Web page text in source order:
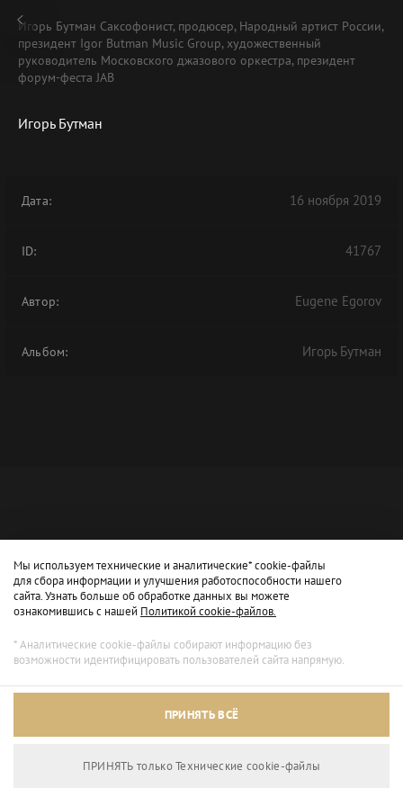
В АРХИВЕ
Архивный режим
Игорь Бутман Саксофонист, продюсер, Народный артист России,
президент Igor Butman Music Group, художественный
руководитель Московского джазового оркестра, президент
форум-феста JAB
Игорь Бутман
Дата: 16 ноября 2019
ID: 41767
Автор: Eugene Egorov
Альбом: Игорь Бутман
Мы используем технические и аналитические* cookie-файлы
для сбора информации и улучшения работоспособности нашего
сайта. Узнать больше об обработке данных вы можете
ознакомившись с нашей Политикой cookie-файлов.
* Аналитические cookie-файлы собирают информацию без
возможности идентифицировать пользователей сайта напрямую.
ПРИНЯТЬ ВСЁ
ПРИНЯТЬ только Технические сookie-файлы